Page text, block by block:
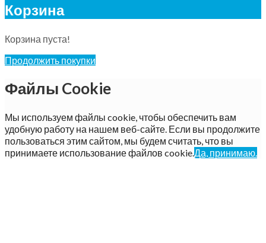
Корзина
Корзина пуста!
Продолжить покупки
Файлы Cookie
Мы используем файлы cookie, чтобы обеспечить вам
удобную работу на нашем веб-сайте. Если вы продолжите
пользоваться этим сайтом, мы будем считать, что вы
принимаете использование файлов cookie. Да, принимаю.